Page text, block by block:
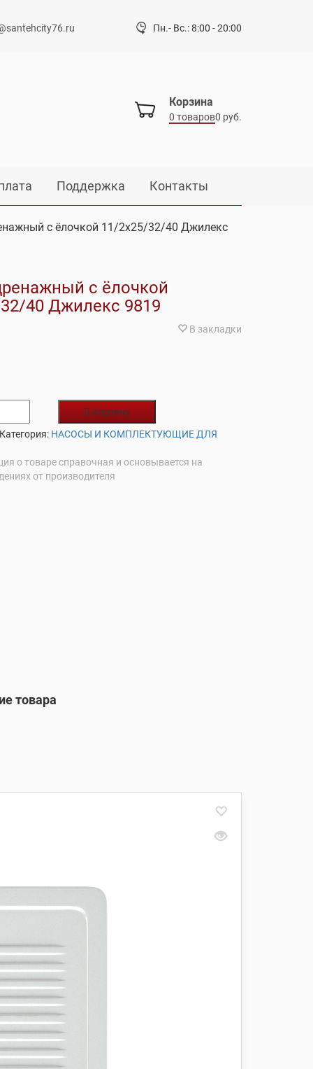
Пн.- Вс.: 8:00 - 20:00
Корзина
0 товаров0 руб.
Поддержка Контакты
с ёлочкой 11/2х25/32/40 Джилекс
с ёлочкой
40 Джилекс 9819
В закладки
В корзину
Категория: НАСОСЫ И КОМПЛЕКТУЮЩИЕ ДЛЯ
о товаре справочная и основывается на
от производителя
товара